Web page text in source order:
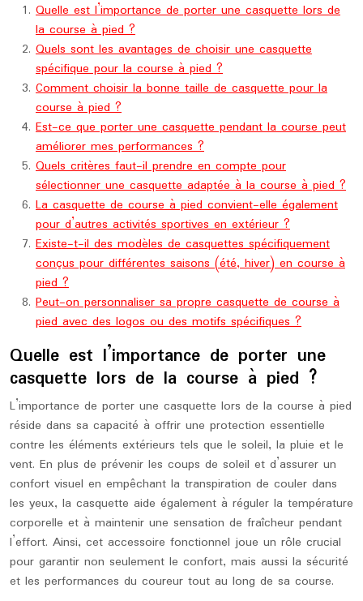
Quelle est l’importance de porter une casquette lors de
la course à pied ?
Quels sont les avantages de choisir une casquette
spécifique pour la course à pied ?
Comment choisir la bonne taille de casquette pour la
course à pied ?
Est-ce que porter une casquette pendant la course peut
améliorer mes performances ?
Quels critères faut-il prendre en compte pour
sélectionner une casquette adaptée à la course à pied ?
La casquette de course à pied convient-elle également
pour d’autres activités sportives en extérieur ?
Existe-t-il des modèles de casquettes spécifiquement
conçus pour différentes saisons (été, hiver) en course à
pied ?
Peut-on personnaliser sa propre casquette de course à
pied avec des logos ou des motifs spécifiques ?
Quelle est l’importance de porter une
casquette lors de la course à pied ?
L’importance de porter une casquette lors de la course à pied
réside dans sa capacité à offrir une protection essentielle
contre les éléments extérieurs tels que le soleil, la pluie et le
vent. En plus de prévenir les coups de soleil et d’assurer un
confort visuel en empêchant la transpiration de couler dans
les yeux, la casquette aide également à réguler la température
corporelle et à maintenir une sensation de fraîcheur pendant
l’effort. Ainsi, cet accessoire fonctionnel joue un rôle crucial
pour garantir non seulement le confort, mais aussi la sécurité
et les performances du coureur tout au long de sa course.